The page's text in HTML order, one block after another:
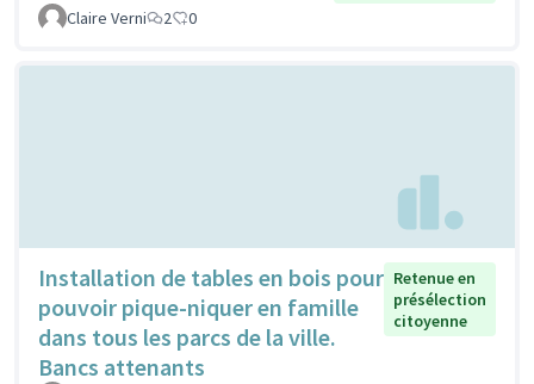
Claire Verni
2 0
Installation de tables en bois pour
pouvoir pique-niquer en famille
dans tous les parcs de la ville.
Bancs attenants
Retenue en
présélection
citoyenne